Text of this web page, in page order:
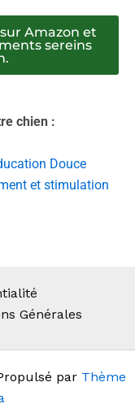
Amazon et
sereins
chien :
Douce
et stimulation
Générales
par Thème